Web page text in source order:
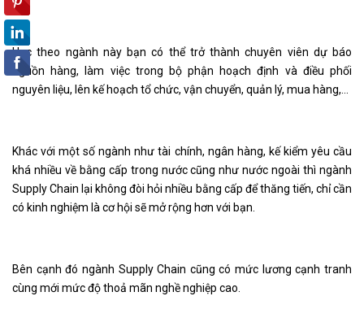
Học theo ngành này bạn có thể trở thành chuyên viên dự báo
nguồn hàng, làm việc trong bộ phận hoạch định và điều phối
nguyên liệu, lên kế hoạch tổ chức, vận chuyển, quản lý, mua hàng,…
Khác với một số ngành như tài chính, ngân hàng, kế kiểm yêu cầu
khá nhiều về bằng cấp trong nước cũng như nước ngoài thì ngành
Supply Chain lại không đòi hỏi nhiều bằng cấp để thăng tiến, chỉ cần
có kinh nghiệm là cơ hội sẽ mở rộng hơn với bạn.
Bên cạnh đó ngành Supply Chain cũng có mức lương cạnh tranh
cùng mới mức độ thoả mãn nghề nghiệp cao.